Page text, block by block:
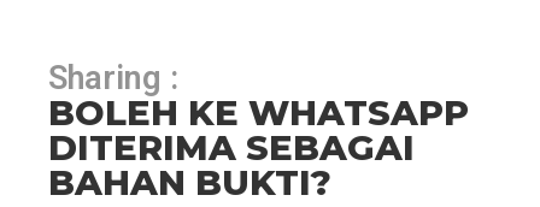
Sharing :
BOLEH KE WHATSAPP
DITERIMA SEBAGAI
BAHAN BUKTI?